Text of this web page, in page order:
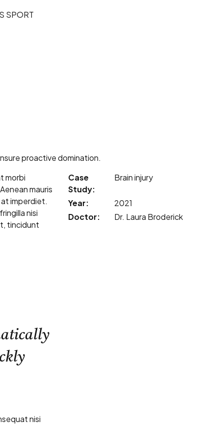
SPORT
proactive domination.
Case
Study:
Brain injury
Year:
2021
Doctor:
Dr. Laura Broderick
morbi
mauris
imperdiet.
nisi
tincidunt
nisi